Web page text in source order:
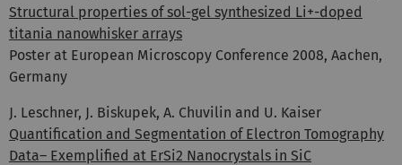
Structural properties of sol-gel synthesized Li+-doped
titania nanowhisker arrays
Poster at European Microscopy Conference 2008, Aachen,
Germany
J. Leschner, J. Biskupek, A. Chuvilin and U. Kaiser
Quantification and Segmentation of Electron Tomography
Data– Exemplified at ErSi2 Nanocrystals in SiC